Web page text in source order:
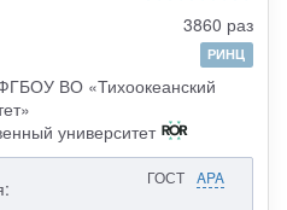
3860 раз
РИНЦ
ФГБОУ ВО «Тихоокеанский
университет
ГОСТ APA